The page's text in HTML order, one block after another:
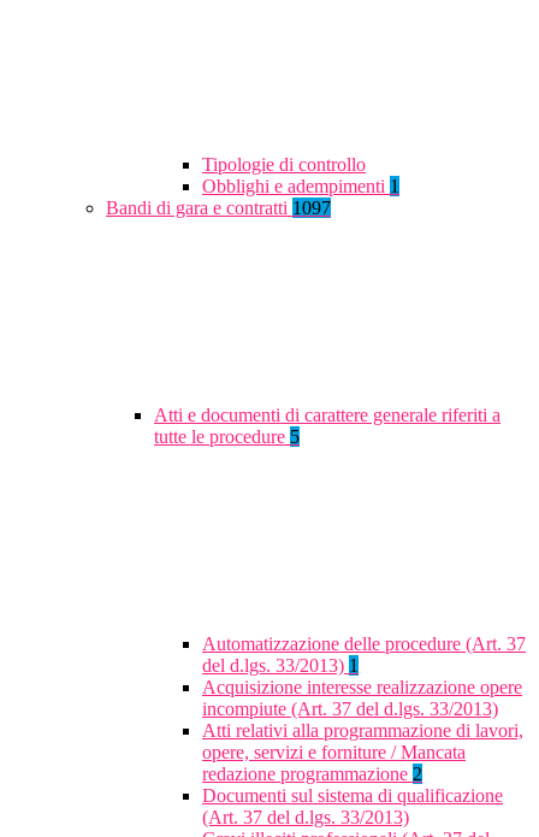
Tipologie di controllo
Obblighi e adempimenti 1
Bandi di gara e contratti 1097
Atti e documenti di carattere generale riferiti a
tutte le procedure 5
Automatizzazione delle procedure (Art. 37
del d.lgs. 33/2013) 1
Acquisizione interesse realizzazione opere
incompiute (Art. 37 del d.lgs. 33/2013)
Atti relativi alla programmazione di lavori,
opere, servizi e forniture / Mancata
redazione programmazione 2
Documenti sul sistema di qualificazione
(Art. 37 del d.lgs. 33/2013)